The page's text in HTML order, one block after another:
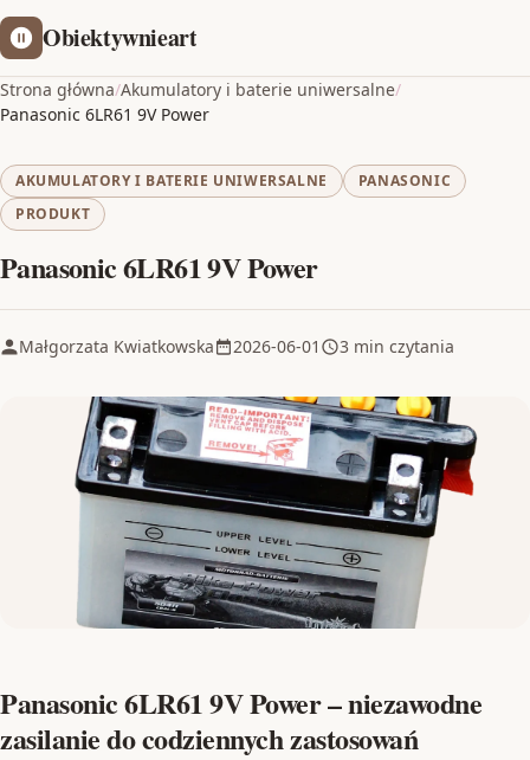
Obiektywnieart
Strona główna/Akumulatory i baterie uniwersalne/
Panasonic 6LR61 9V Power
AKUMULATORY I BATERIE UNIWERSALNE
PANASONIC
PRODUKT
Panasonic 6LR61 9V Power
Małgorzata Kwiatkowska 2026-06-01 3 min czytania
Panasonic 6LR61 9V Power – niezawodne
zasilanie do codziennych zastosowań